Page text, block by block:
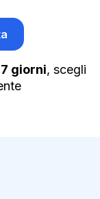
giorni, scegli